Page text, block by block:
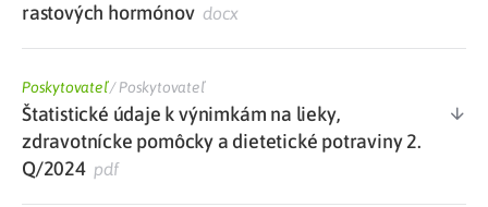
rastových hormónovdocx
Poskytovateľ/Poskytovateľ
Štatistické údaje k výnimkám na lieky,
zdravotnícke pomôcky a dietetické potraviny 2.
Q/2024pdf